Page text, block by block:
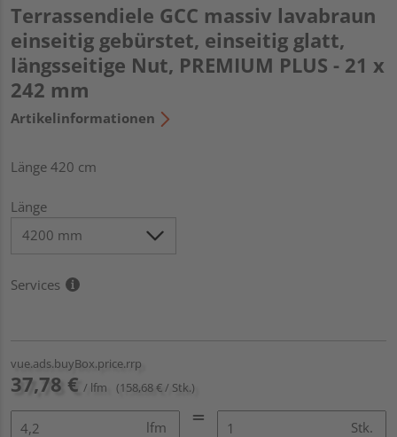
Terrassendiele GCC massiv lavabraun
einseitig gebürstet, einseitig glatt,
längsseitige Nut, PREMIUM PLUS - 21 x
242 mm
Artikelinformationen
Länge 420 cm
Länge
Services
vue.ads.buyBox.price.rrp
37,78 € / lfm (158,68 € / Stk.)
lfm Stk.